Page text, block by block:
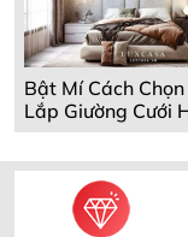
Bật Mí Cách
Lắp Giường Cưới
Phong Thủy